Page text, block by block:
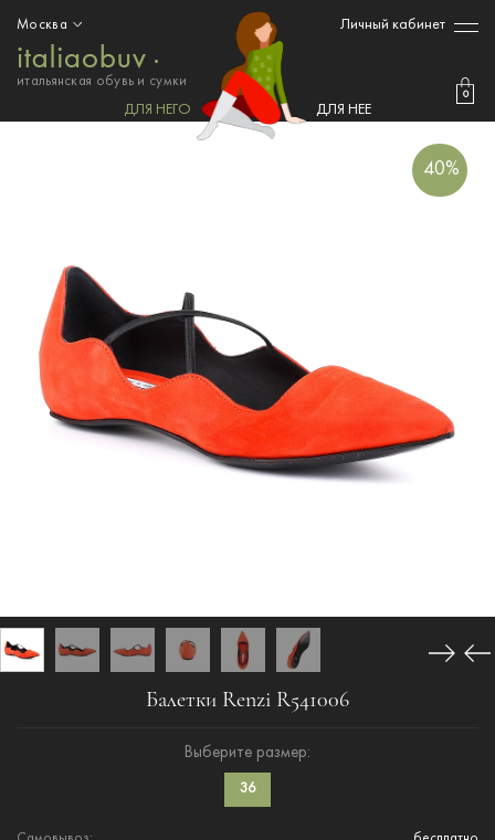
итальянская обувь и сумки
Москва Личный кабинет
0
ДЛЯ НЕГО ДЛЯ НЕЕ
40%
Балетки Renzi R541006
Выберите размер:
36